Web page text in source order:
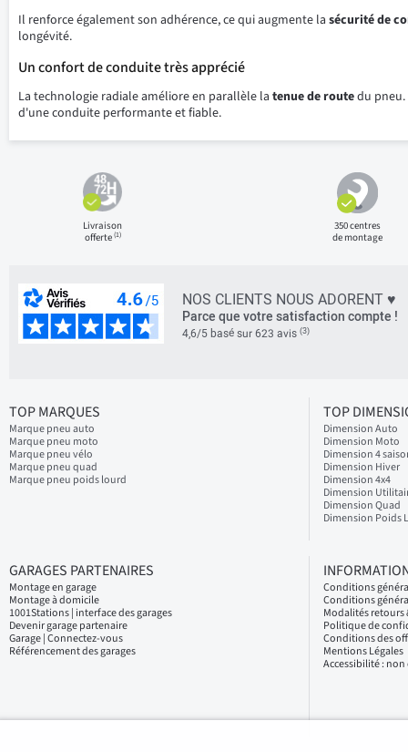
Il renforce également son adhérence, ce qui augmente la sécuritéde
longévité.
Un confort de conduite très apprécié
La technologie radiale améliore en parallèle la tenuede routedu
d'une conduite performante et fiable.
Livraison
offerte(1)
350 centres
de montage
NOS CLIENTS NOUS ADORENT ♥
Parce que votre satisfaction compte !
4,6/5 basé sur 623 avis (3)
TOP MARQUES
Marque pneu auto
Marque pneu moto
Marque pneu vélo
Marque pneu quad
Marque pneu poids lourd
TOP
Dimension Auto
Dimension Moto
Dimension 4
Dimension Hiver
Dimension 4x4
Dimension
Dimension Quad
Dimension Poids
GARAGES PARTENAIRES
Montage en garage
Montage à domicile
1001Stations | interface des garages
Devenir garage partenaire
Garage | Connectez-vous
Référencement des garages
Conditions
Conditions
Modalités
Politique de
Conditions des
Mentions Légales
Accessibilité :